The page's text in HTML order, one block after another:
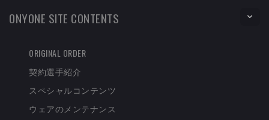
ONYONE SITE CONTENTS
ORIGINAL ORDER
契約選手紹介
スペシャルコンテンツ
ウェアのメンテナンス